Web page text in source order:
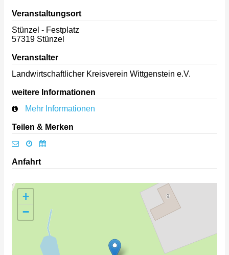
Veranstaltungsort
Stünzel - Festplatz
57319 Stünzel
Veranstalter
Landwirtschaftlicher Kreisverein Wittgenstein e.V.
weitere Informationen
Mehr Informationen
Teilen & Merken
Anfahrt
+
−